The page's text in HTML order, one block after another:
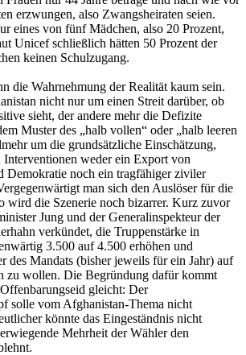
erzwungen, also Zwangsheiraten seien.
eines von fünf Mädchen, also 20 Prozent,
Unicef schließlich hätten 50 Prozent der
keinen Schulzugang.
die Wahrnehmung der Realität kaum sein.
nicht nur um einen Streit darüber, ob
sieht, der andere mehr die Defizite
Muster des „halb vollen“ oder „halb leeren
um die grundsätzliche Einschätzung,
Interventionen weder ein Export von
Demokratie noch ein tragfähiger ziviler
man sich den Auslöser für die
wird die Szenerie noch bizarrer. Kurz zuvor
Jung und der Generalinspekteur der
verkündet, die Truppenstärke in
3.500 auf 4.500 erhöhen und
des Mandats (bisher jeweils für ein Jahr) auf
zu wollen. Die Begründung dafür kommt
gleicht: Der
solle vom Afghanistan-Thema nicht
könnte das Eingeständnis nicht
Mehrheit der Wähler den